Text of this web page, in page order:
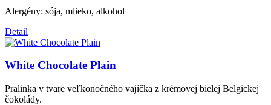
Alergény: sója, mlieko, alkohol
Detail
White Chocolate Plain
Pralinka v tvare veľkonočného vajíčka z krémovej bielej Belgickej
čokolády.